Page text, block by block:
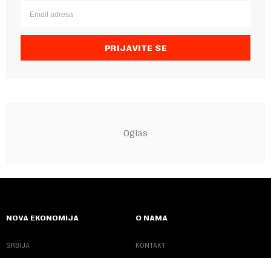
PRIJAVITE SE
NOVA EKONOMIJA
SRBIJA
O NAMA
KONTAKT